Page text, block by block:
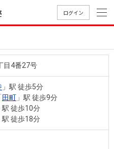
ログイン
目4番27号
」駅 徒歩5分
田町 」駅 徒歩9分
駅 徒歩10分
駅 徒歩18分